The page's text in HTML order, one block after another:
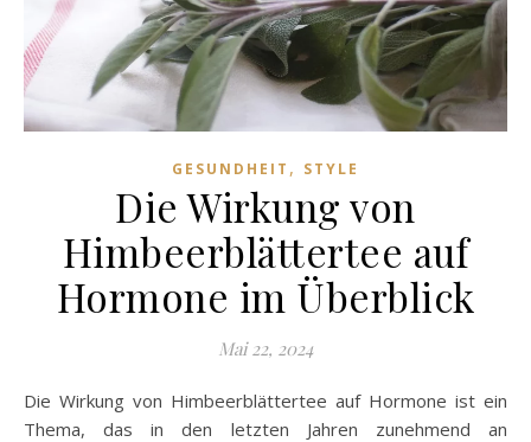
GESUNDHEIT , STYLE
Die Wirkung von
Himbeerblättertee auf
Hormone im Überblick
Mai 22, 2024
Die Wirkung von Himbeerblättertee auf Hormone ist ein
Thema, das in den letzten Jahren zunehmend an